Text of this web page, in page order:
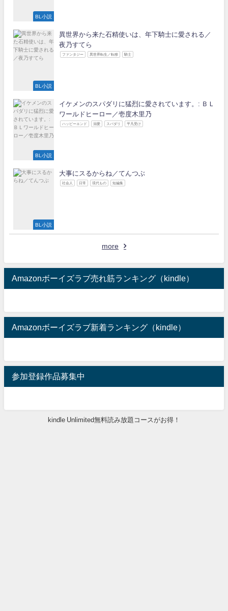
BL小説
BL小説
異世界から来た石精使いは、年下騎士に愛される／
夜乃すてら
ファンタジー 異世界転生／転移 騎士
BL小説
イケメンのスパダリに猛烈に愛されています。: ＢＬ
ワールドヒーロー／壱度木里乃
ハッピーエンド 溺愛 スパダリ 平凡受け
BL小説
大事にスるからね／てんつぶ
社会人 日常 現代もの 短編集
more
Amazonボーイズラブ売れ筋ランキング（kindle）
Amazonボーイズラブ新着ランキング（kindle）
参加登録作品募集中
kindle Unlimited無料読み放題コースがお得！